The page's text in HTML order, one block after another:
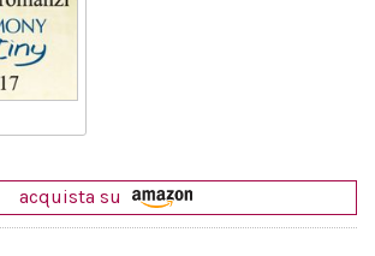
acquista su